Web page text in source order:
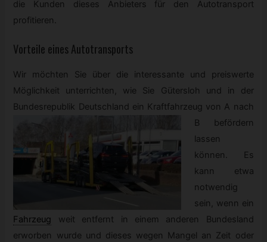
die Kunden dieses Anbieters für den Autotransport
profitieren.
Vorteile eines Autotransports
Wir möchten Sie über die interessante und preiswerte
Möglichkeit unterrichten, wie Sie Gütersloh und in der
Bundesrepublik Deutschland ein Kraftfahrzeug von A nach
B befördern
lassen
können. Es
kann etwa
notwendig
sein, wenn ein
Fahrzeug
weit entfernt in einem anderen Bundesland
erworben wurde und dieses wegen Mangel an Zeit oder